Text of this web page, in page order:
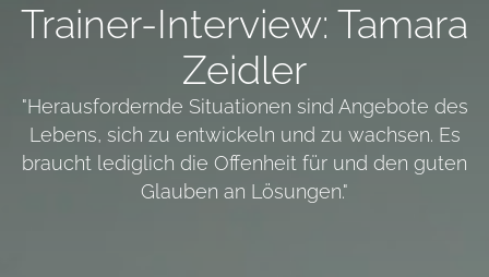
Trainer-Interview: Tamara
Zeidler
"Herausfordernde Situationen sind Angebote des
Lebens, sich zu entwickeln und zu wachsen. Es
braucht lediglich die Offenheit für und den guten
Glauben an Lösungen."